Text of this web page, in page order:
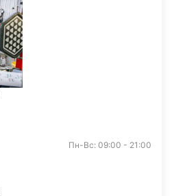
Пн-Вс: 09:00 - 21:00